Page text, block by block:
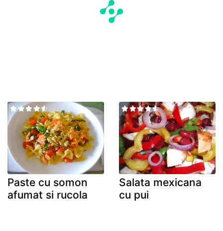
Paste cu somon
afumat si rucola
Salata mexicana
cu pui